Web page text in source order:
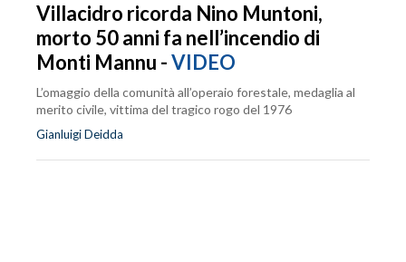
Villacidro ricorda Nino Muntoni,
morto 50 anni fa nell’incendio di
Monti Mannu -VIDEO
L’omaggio della comunità all’operaio forestale, medaglia al
merito civile, vittima del tragico rogo del 1976
Gianluigi Deidda